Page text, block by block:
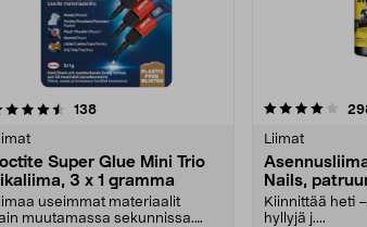
138arvostelut
Super Glue Mini Trio
3 x 1 gramma
useimmat materiaalit
muutamassa sekunnissa.
4.0 viidestä
Liimat
Nails,
Kiinnittää heti
hyllyjä j....
4.0